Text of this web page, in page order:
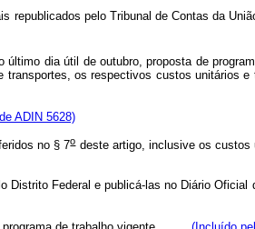
pelo Tribunal de Contas da
dia útil de outubro, proposta de
transportes, os respectivos custos
ADIN 5628)
no § 7odeste artigo, inclusive os
Distrito Federal e publicá-las no Diário